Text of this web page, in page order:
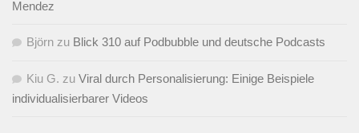
Mendez
Björn zu Blick 310 auf Podbubble und deutsche Podcasts
Kiu G. zu Viral durch Personalisierung: Einige Beispiele
individualisierbarer Videos